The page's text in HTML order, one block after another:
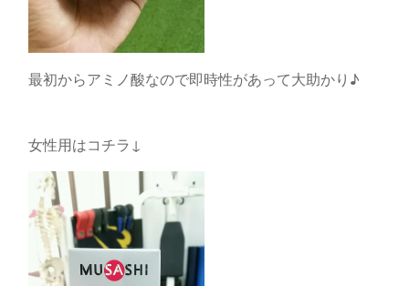
最初からアミノ酸なので即時性があって大助かり♪
女性用はコチラ↓